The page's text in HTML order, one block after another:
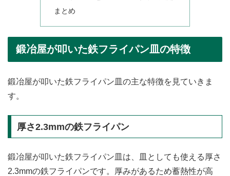
まとめ
鍛冶屋が叩いた鉄フライパン皿の特徴
鍛冶屋が叩いた鉄フライパン皿の主な特徴を見ていきま
す。
厚さ2.3mmの鉄フライパン
鍛冶屋が叩いた鉄フライパン皿は、皿としても使える厚さ
2.3mmの鉄フライパンです。厚みがあるため蓄熱性が高